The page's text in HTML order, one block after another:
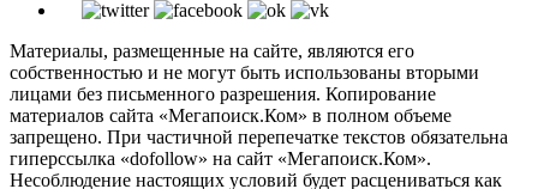
Материалы, размещенные на сайте, являются его
собственностью и не могут быть использованы вторыми
лицами без письменного разрешения. Копирование
материалов сайта «Мегапоиск.Ком» в полном объеме
запрещено. При частичной перепечатке текстов обязательна
гиперссылка «dofollow» на сайт «Мегапоиск.Ком».
Несоблюдение настоящих условий будет расцениваться как